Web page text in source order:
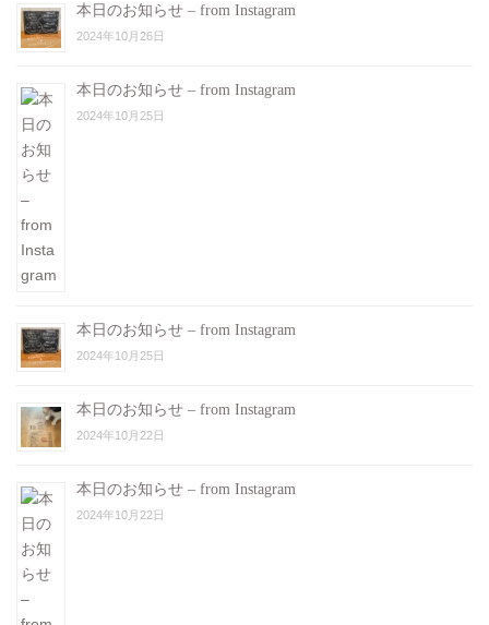
本日のお知らせ – from Instagram
2024年10月26日
本日のお知らせ – from Instagram
2024年10月25日
本日のお知らせ – from Instagram
2024年10月25日
本日のお知らせ – from Instagram
2024年10月22日
本日のお知らせ – from Instagram
2024年10月22日